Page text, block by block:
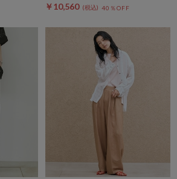
￥10,560 40％OFF